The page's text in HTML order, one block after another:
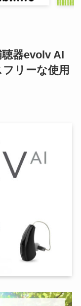
器evolv AI
リーな使用